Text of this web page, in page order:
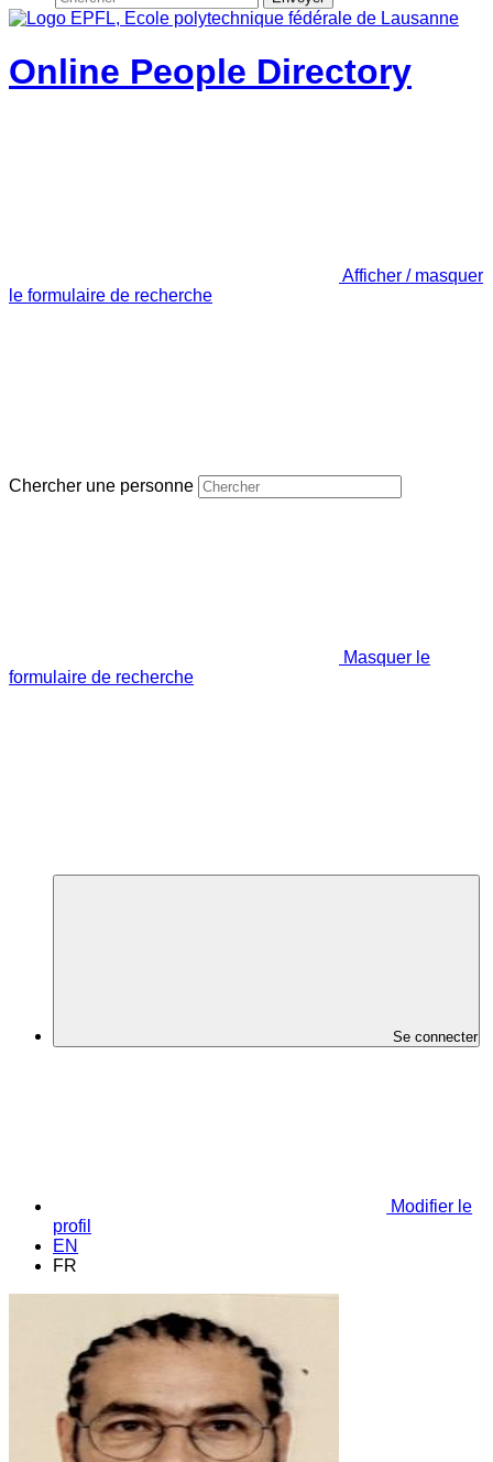
Online People Directory
Afficher / masquer
le formulaire de recherche
Chercher une personne
Masquer le
formulaire de recherche
Se connecter
Modifier le
profil
EN
FR